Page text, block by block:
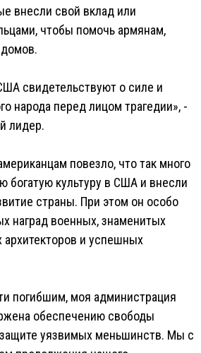
внесли свой вклад или
чтобы помочь армянам,
свидетельствуют о силе и
народа перед лицом трагедии», -
лидер.
повезло, что так много
богатую культуру в США и внесли
страны. При этом он особо
наград военных, знаменитых
архитекторов и успешных
погибшим, моя администрация
обеспечению свободы
уязвимых меньшинств. Мы с